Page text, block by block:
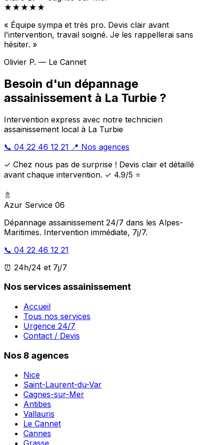
★★★★★
« Équipe sympa et très pro. Devis clair avant
l'intervention, travail soigné. Je les rappellerai sans
hésiter. »
Olivier P. — Le Cannet
Besoin d'un dépannage
assainissement à La Turbie ?
Intervention express avec notre technicien
assainissement local à La Turbie
📞 04 22 46 12 21 📍 Nos agences
✓ Chez nous pas de surprise ! Devis clair et détaillé
avant chaque intervention. ✓ 4.9/5 ⭐
🚿
Azur Service 06
Dépannage assainissement 24/7 dans les Alpes-
Maritimes. Intervention immédiate, 7j/7.
📞 04 22 46 12 21
⏰ 24h/24 et 7j/7
Nos services assainissement
Accueil
Tous nos services
Urgence 24/7
Contact / Devis
Nos 8 agences
Nice
Saint-Laurent-du-Var
Cagnes-sur-Mer
Antibes
Vallauris
Le Cannet
Cannes